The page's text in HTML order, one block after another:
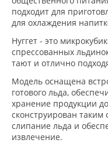
подходит для
для охлаждения
Нуггет - это
спрессованных
тают и отлично
Модель оснащена
готового льда,
хранение продукции
сконструирован
слипание льда и
извлечение.